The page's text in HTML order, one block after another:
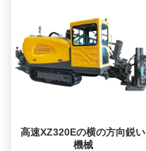
高速XZ320Eの横の方向鋭い
機械